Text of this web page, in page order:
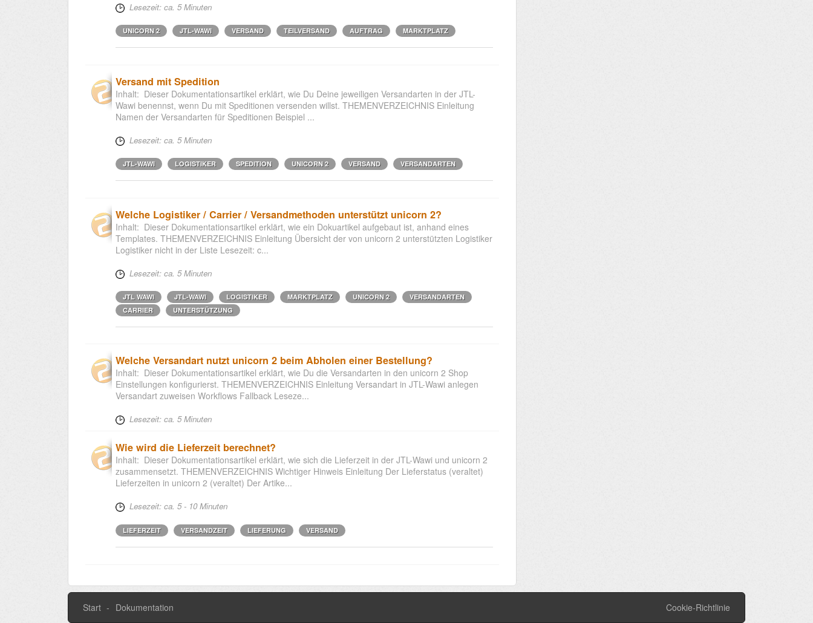
Lesezeit: ca. 5 Minuten
UNICORN 2 JTL-WAWI VERSAND TEILVERSAND AUFTRAG MARKTPLATZ
Versand mit Spedition
Inhalt: Dieser Dokumentationsartikel erklärt, wie Du Deine jeweiligen Versandarten in der JTL-
Wawi benennst, wenn Du mit Speditionen versenden willst. THEMENVERZEICHNIS Einleitung
Namen der Versandarten für Speditionen Beispiel ...
Lesezeit: ca. 5 Minuten
JTL-WAWI LOGISTIKER SPEDITION UNICORN 2 VERSAND VERSANDARTEN
Welche Logistiker / Carrier / Versandmethoden unterstützt unicorn 2?
Inhalt: Dieser Dokumentationsartikel erklärt, wie ein Dokuartikel aufgebaut ist, anhand eines
Templates. THEMENVERZEICHNIS Einleitung Übersicht der von unicorn 2 unterstützten Logistiker
Logistiker nicht in der Liste Lesezeit: c...
Lesezeit: ca. 5 Minuten
JTL WAWI JTL-WAWI LOGISTIKER MARKTPLATZ UNICORN 2
VERSANDARTEN
CARRIER
UNTERSTÜTZUNG
Welche Versandart nutzt unicorn 2 beim Abholen einer Bestellung?
Inhalt: Dieser Dokumentationsartikel erklärt, wie Du die Versandarten in den unicorn 2 Shop
Einstellungen konfigurierst. THEMENVERZEICHNIS Einleitung Versandart in JTL-Wawi anlegen
Versandart zuweisen Workflows Fallback Leseze...
Lesezeit: ca. 5 Minuten
Wie wird die Lieferzeit berechnet?
Inhalt: Dieser Dokumentationsartikel erklärt, wie sich die Lieferzeit in der JTL-Wawi und unicorn 2
zusammensetzt. THEMENVERZEICHNIS Wichtiger Hinweis Einleitung Der Lieferstatus (veraltet)
Lieferzeiten in unicorn 2 (veraltet) Der Artike...
Lesezeit: ca. 5 - 10 Minuten
LIEFERZEIT VERSANDZEIT LIEFERUNG VERSAND
Start Dokumentation Cookie-Richtlinie